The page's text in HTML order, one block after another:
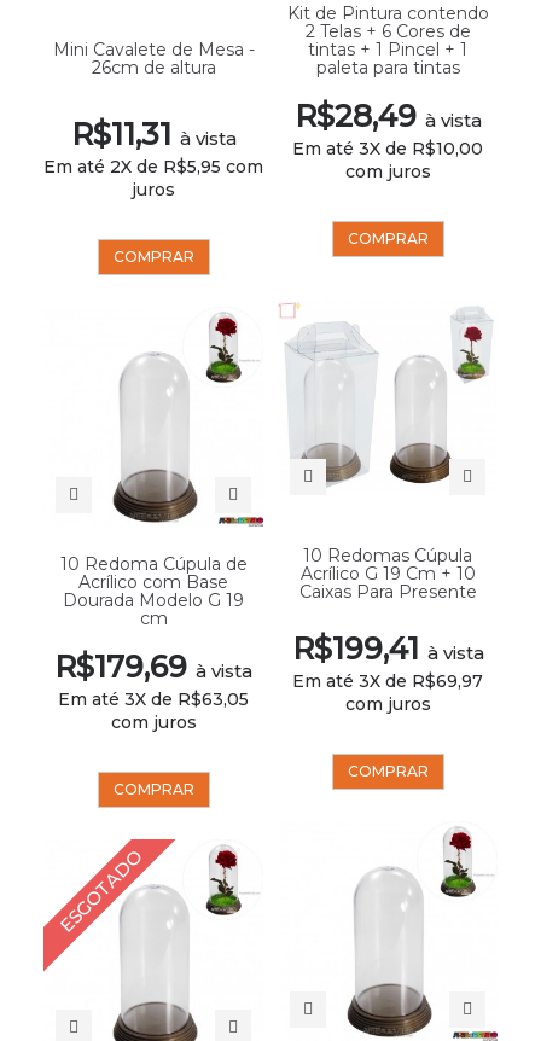
Kit de Pintura contendo
2 Telas + 6 Cores de
tintas + 1 Pincel + 1
paleta para tintas
R$28,49 à vista
Em até 3X de R$10,00
com juros
COMPRAR
Mini Cavalete de Mesa -
26cm de altura
R$11,31 à vista
Em até 2X de R$5,95 com
juros
COMPRAR
10 Redomas Cúpula
Acrílico G 19 Cm + 10
Caixas Para Presente
R$199,41 à vista
Em até 3X de R$69,97
com juros
COMPRAR
10 Redoma Cúpula de
Acrílico com Base
Dourada Modelo G 19
cm
R$179,69 à vista
Em até 3X de R$63,05
com juros
COMPRAR
ESGOTADO